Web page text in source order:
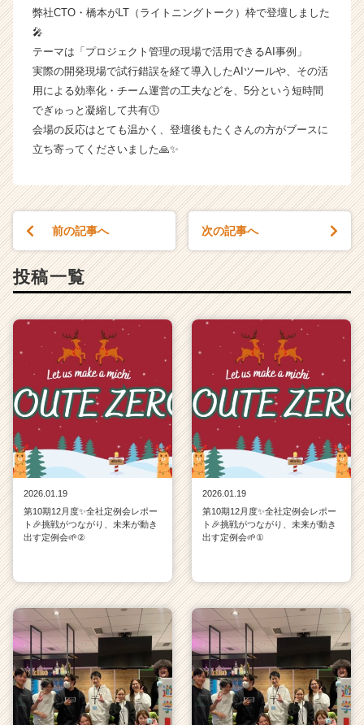
ャ
ア
（C
e
r
C
r
e
弊社CTO・橋本がLT（ライトニングトーク）枠で登壇しました
🎤
テーマは「プロジェクト管理の現場で活用できるAI事例」
実際の開発現場で試行錯誤を経て導入したAIツールや、その活
用による効率化・チーム運営の工夫などを、5分という短時間
でぎゅっと凝縮して共有🕔
会場の反応はとても温かく、登壇後もたくさんの方がブースに
立ち寄ってくださいました🙏✨
前の記事へ 次の記事へ
投稿一覧
2026.01.19
第10期12月度✨全社定例会レポー
ト🎉挑戦がつながり、未来が動き
出す定例会🌱②
2026.01.19
第10期12月度✨全社定例会レポー
ト🎉挑戦がつながり、未来が動き
出す定例会🌱①